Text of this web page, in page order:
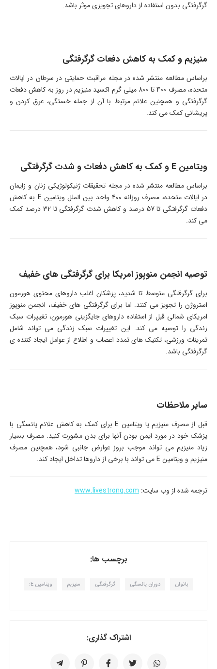
گرگرفتگی بدون استفاده از داروهای تجویزی موثر باشد.
منیزیم و کمک به کاهش دفعات گرگرفتگی
براساس مطالعه منتشر شده در مجله مراقبت حمایتی در سرطان در ایالات
متحده، مصرف 400 تا 800 میلی گرم اکسید منیزیم در روز به کاهش دفعات
گرگرفتگی و همچنین علائم مرتبط با آن از جمله خستگی، عرق کردن و
پریشانی کمک می کند.
ویتامین E و کمک به کاهش دفعات و شدت گرگرفتگی
براساس مطالعه منتشر شده در مجله تحقیقات ژنیکولوژیکی زنان و زایمان
در ایالات متحده، مصرف روزانه 400 واحد بین الملل ویتامین E به کاهش
دفعات گرگرفتگی تا 57 درصد و کاهش شدت گرگرفتگی تا 32 درصد کمک
می کند.
توصیه انجمن منوپوز امریکا برای گرگرفتگی های خفیف
برای گرگرفتگی متوسط تا شدید، پزشکان اغلب داروهای محتوی هورمون
استروژن را تجویز می کنند. اما برای گرگرفتگی های خفیف، انجمن منوپوز
امریکای شمالی قبل از استفاده داروهای جایگزینی هورمون، تغییرات سبک
زندگی را توصیه می کند. این تغییرات سبک زندگی می تواند شامل
تمرینات ورزشی، تکنیک های تمدد اعصاب و اطلاع از عوامل ایجاد کننده ی
گرگرفتگی باشد.
سایر ملاحظات
قبل از مصرف منیزیم یا ویتامین E برای کمک به کاهش علائم یائسگی با
پزشک خود در مورد ایمن بودن آنها برای بدن مشورت کنید. مصرف بسیار
زیاد منیزیم می تواند موجب بروز عوارض جانبی شود، همچنین مصرف
منیزیم و ویتامین E می تواند با برخی از داروها تداخل ایجاد کند.
ترجمه شده از وب سایت: www.livestrong.com
برچسب ها:
بانوان دوران یائسگی گرگرفتگی منیزیم ویتامین E:
اشتراک گذاری: